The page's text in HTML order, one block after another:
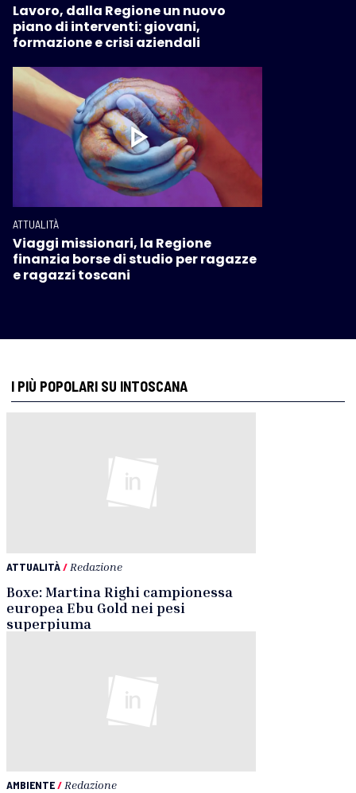
Lavoro, dalla Regione un nuovo
piano di interventi: giovani,
formazione e crisi aziendali
ATTUALITÀ
Viaggi missionari, la Regione
finanzia borse di studio per ragazze
e ragazzi toscani
I PIÙ POPOLARI SU INTOSCANA
ATTUALITÀ/ Redazione
Boxe: Martina Righi campionessa
europea Ebu Gold nei pesi
superpiuma
AMBIENTE/ Redazione